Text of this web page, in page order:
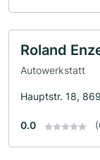
Roland
Autowerkstatt
Hauptstr. 18,
0.0